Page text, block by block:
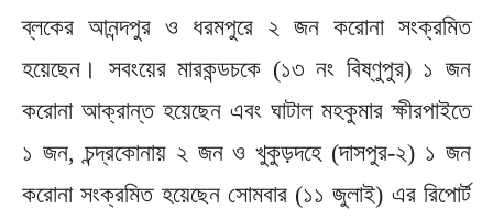
ব্লকের আনন্দপুর ও ধরমপুরে ২ জন করোনা সংক্রমিত
হয়েছেন। সবংয়ের মারকন্ডচকে (১৩ নং বিষ্ণুপুর) ১ জন
করোনা আক্রান্ত হয়েছেন এবং ঘাটাল মহকুমার ক্ষীরপাইতে
১ জন, চন্দ্রকোনায় ২ জন ও খুকুড়দহে (দাসপুর-২) ১ জন
করোনা সংক্রমিত হয়েছেন সোমবার (১১ জুলাই) এর রিপোর্ট